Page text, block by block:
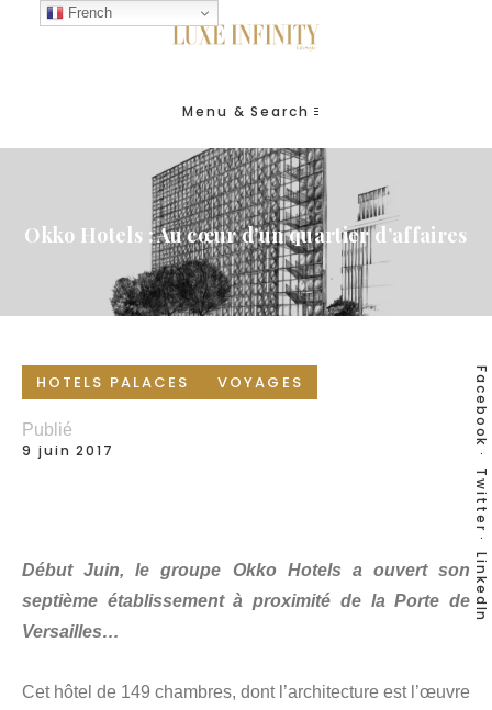
Menu & Search
Okko Hotels : Au cœur d’un quartier d’affaires
Facebook
Twitter
LinkedIn
HOTELS PALACES VOYAGES
Publié
9 juin 2017
Début Juin, le groupe Okko Hotels a ouvert son
septième établissement à proximité de la Porte de
Versailles…
Cet hôtel de 149 chambres, dont l’architecture est l’œuvre
French